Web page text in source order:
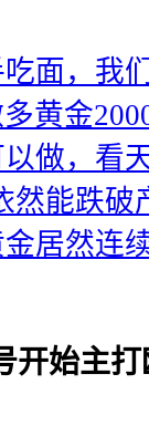
面，我
黄金
做，看
然能跌破
居然连
开始主